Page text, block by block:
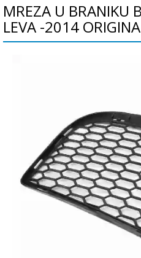
MREZA U BRANIKU
LEVA -2014